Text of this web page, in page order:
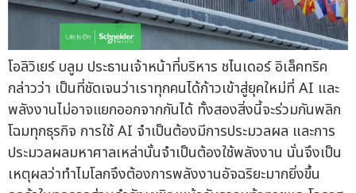
โอลิวิเยร์ บลูม ประธานเจ้าหน้าที่บริหาร ชไนเดอร์ อิเล็คทริค
กล่าวว่า เป็นที่ชัดเจนว่าเราทุกคนได้ก้าวเข้าสู่ยุคใหม่ที่ AI และ
พลังงานไม่อาจแยกออกจากกันได้ ทั้งสองสิ่งนี้จะร่วมกันพลิก
โฉมทุกธุรกิจ การใช้ AI จำเป็นต้องมีการประมวลผล และการ
ประมวลผลมหาศาลเหล่านั้นจำเป็นต้องใช้พลังงาน นั่นจึงเป็น
เหตุผลว่าทำไมโลกจึงต้องการพลังงานอัจฉริยะมากยิ่งขึ้น